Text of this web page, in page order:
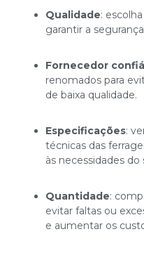
Qualidade:
garantir a
Fornecedor
renomados para
de baixa qualidade.
Especificações:
técnicas das
às necessidades do
Quantidade:
evitar faltas ou
e aumentar os